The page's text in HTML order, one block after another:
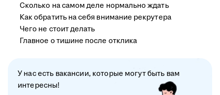
Сколько на самом деле нормально ждать
Как обратить на себя внимание рекрутера
Чего не стоит делать
Главное о тишине после отклика
У нас есть вакансии, которые могут быть вам
интересны!